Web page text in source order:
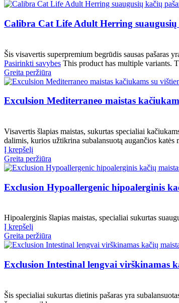
Calibra Cat Life Adult Herring suaugusių
Šis visavertis superpremium begrūdis sausas
Pasirinkti savybes This product has multiple variants.
Greita peržiūra
Exculsion Mediterraneo maistas
Visavertis šlapias maistas, sukurtas specialiai
dalimis, kurios užtikrina subalansuotą augančios katės
Į krepšelį
Greita peržiūra
Exclusion Hypoallergenic hipoalerginis
Hipoalerginis šlapias maistas, specialiai sukurtas
Į krepšelį
Greita peržiūra
Exclusion Intestinal lengvai virškinamas
Šis specialiai sukurtas dietinis pašaras yra